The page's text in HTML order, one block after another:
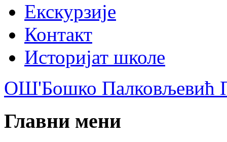
Екскурзије
Контакт
Историјат школе
ОШ'Бошко Палковљевић
Главни мени